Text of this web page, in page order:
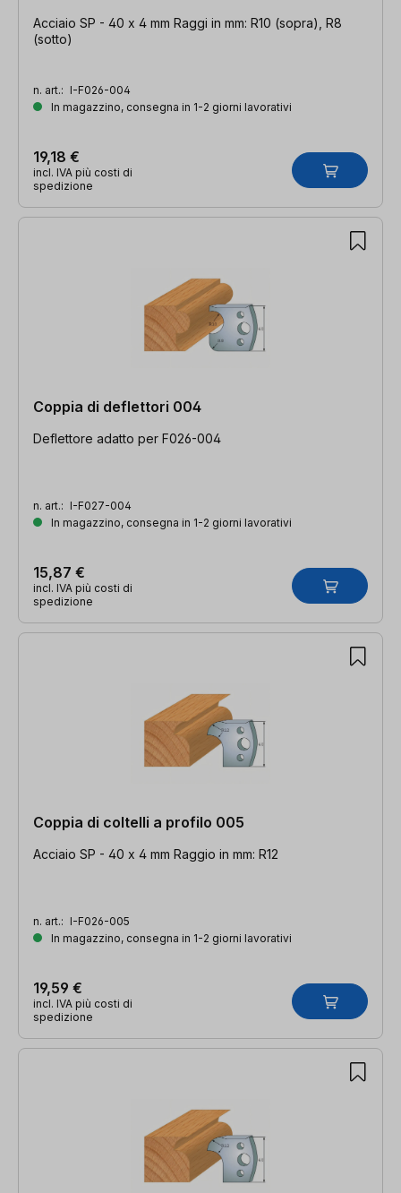
Acciaio SP - 40 x 4 mm Raggi in mm: R10 (sopra), R8
(sotto)
n. art.: I-F026-004
In magazzino, consegna in 1-2 giorni lavorativi
19,18 €
incl. IVA più costi di
spedizione
Coppia di deflettori 004
Deflettore adatto per F026-004
n. art.: I-F027-004
In magazzino, consegna in 1-2 giorni lavorativi
15,87 €
incl. IVA più costi di
spedizione
Coppia di coltelli a profilo 005
Acciaio SP - 40 x 4 mm Raggio in mm: R12
n. art.: I-F026-005
In magazzino, consegna in 1-2 giorni lavorativi
19,59 €
incl. IVA più costi di
spedizione